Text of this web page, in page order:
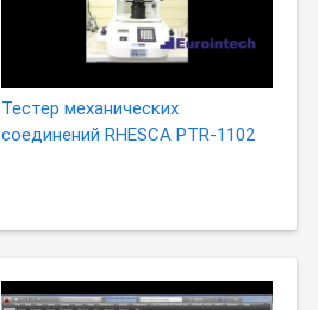
Тестер механических
соединений RHESCA PTR-1102